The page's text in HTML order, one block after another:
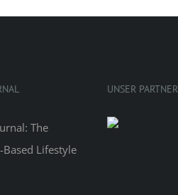
UNSER PARTNER